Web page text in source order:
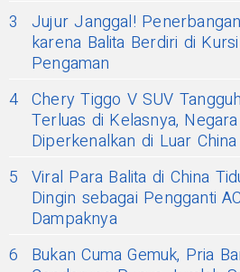
3
Jujur Janggal!
karena Balita Berdiri di
Pengaman
4 Chery Tiggo V SUV
Terluas di Kelasnya,
Diperkenalkan di Luar China
5 Viral Para Balita di China
Dingin sebagai Pengganti
Dampaknya
6
Bukan Cuma Gemuk, Pria